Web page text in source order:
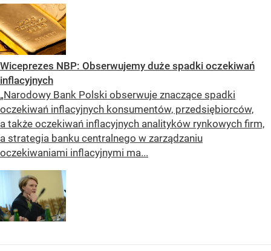
Wiceprezes NBP: Obserwujemy duże spadki oczekiwań
inflacyjnych
„Narodowy Bank Polski obserwuje znaczące spadki
oczekiwań inflacyjnych konsumentów, przedsiębiorców,
a także oczekiwań inflacyjnych analityków rynkowych firm,
a strategia banku centralnego w zarządzaniu
oczekiwaniami inflacyjnymi ma...